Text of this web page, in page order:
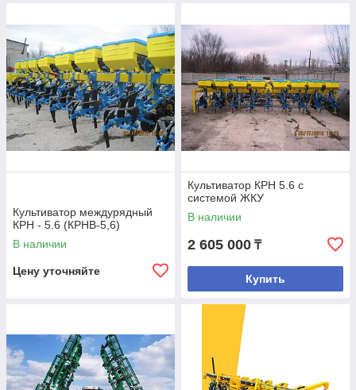
Культиватор междурядный
КРН - 5.6 (КРНВ-5,6)
В наличии
Цену уточняйте
Культиватор КРН 5.6 с
системой ЖКУ
В наличии
2 605 000 ₸
Купить